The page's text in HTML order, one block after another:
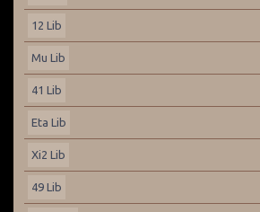
12 Lib
Mu Lib
41 Lib
Eta Lib
Xi2 Lib
49 Lib